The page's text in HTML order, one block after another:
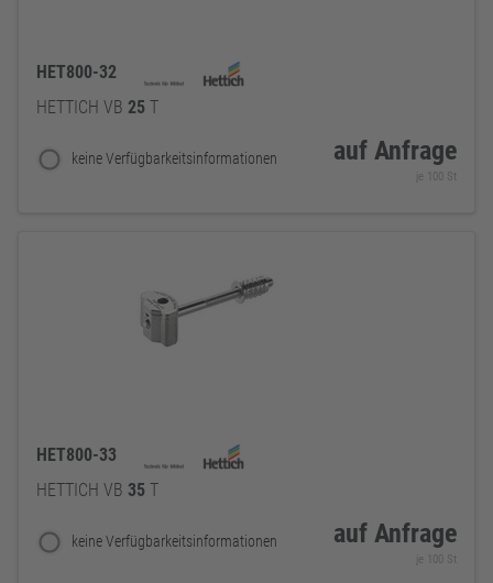
HET800-32
HETTICH VB 25 T
keine Verfügbarkeitsinformationen auf Anfrage
je 100 St
HET800-33
HETTICH VB 35 T
keine Verfügbarkeitsinformationen auf Anfrage
je 100 St